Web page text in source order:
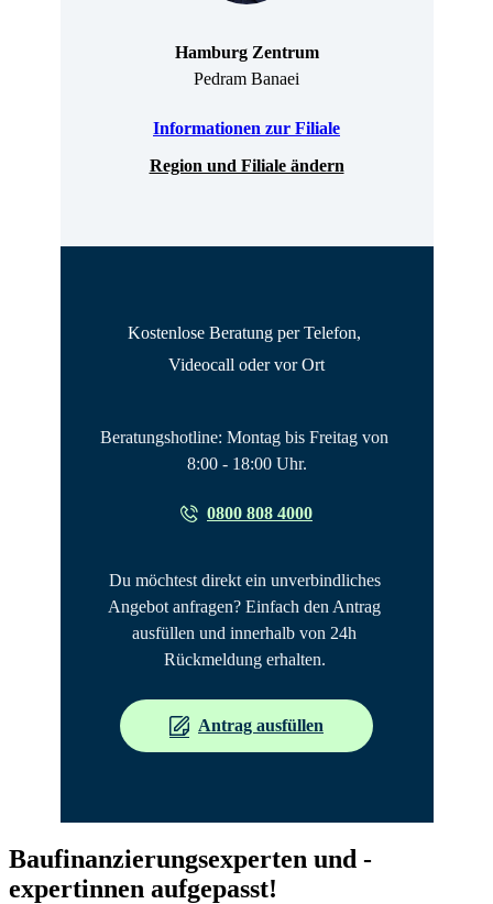
Hamburg Zentrum
Pedram Banaei
Informationen zur Filiale
Region und Filiale ändern
Kostenlose Beratung per Telefon,
Videocall oder vor Ort
Beratungshotline: Montag bis Freitag von
8:00 - 18:00 Uhr.
0800 808 4000
Du möchtest direkt ein unverbindliches
Angebot anfragen? Einfach den Antrag
ausfüllen und innerhalb von 24h
Rückmeldung erhalten.
Antrag ausfüllen
Baufinanzierungsexperten und -
expertinnen aufgepasst!